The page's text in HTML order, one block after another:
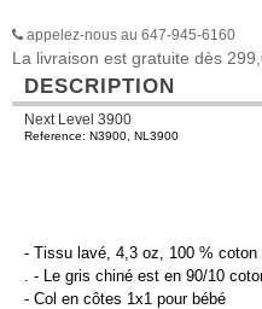
appelez-nous au 647-945-6160
La livraison est gratuite dès
DESCRIPTION
Next Level 3900
Reference: N3900, NL3900
- Tissu lavé, 4,3 oz, 100 %
. - Le gris chiné est en 90/10
- Col en côtes 1x1 pour bébé